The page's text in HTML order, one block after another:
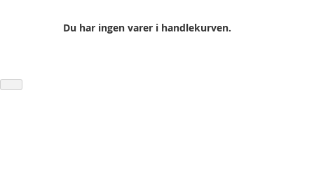
Du har ingen varer i handlekurven.